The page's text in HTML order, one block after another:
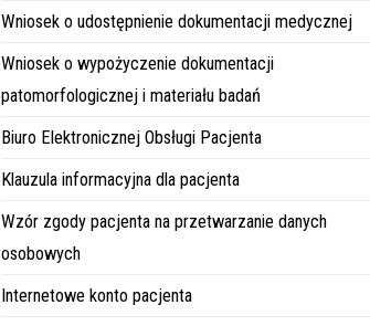
Wniosek o udostępnienie dokumentacji medycznej
Wniosek o wypożyczenie dokumentacji
patomorfologicznej i materiału badań
Biuro Elektronicznej Obsługi Pacjenta
Klauzula informacyjna dla pacjenta
Wzór zgody pacjenta na przetwarzanie danych
osobowych
Internetowe konto pacjenta